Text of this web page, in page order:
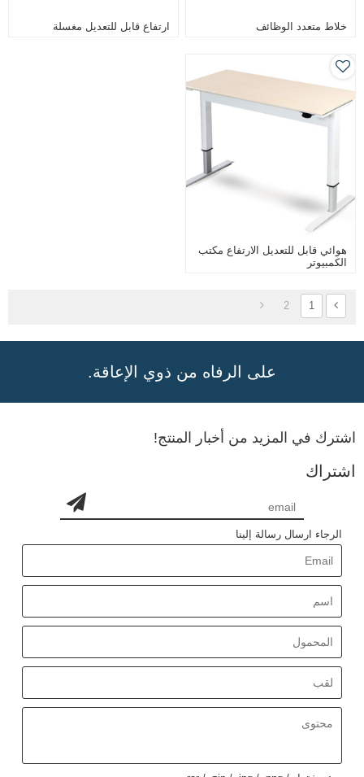
خلاط متعدد الوظائف ارتفاع قابل للتعديل مغسلة
هوائي قابل للتعديل الارتفاع مكتب
الكمبيوتر
1
2
على الرفاه من ذوي الإعاقة.
اشترك في المزيد من أخبار المنتج!
اشتراك
الرجاء ارسال رسالة إلينا